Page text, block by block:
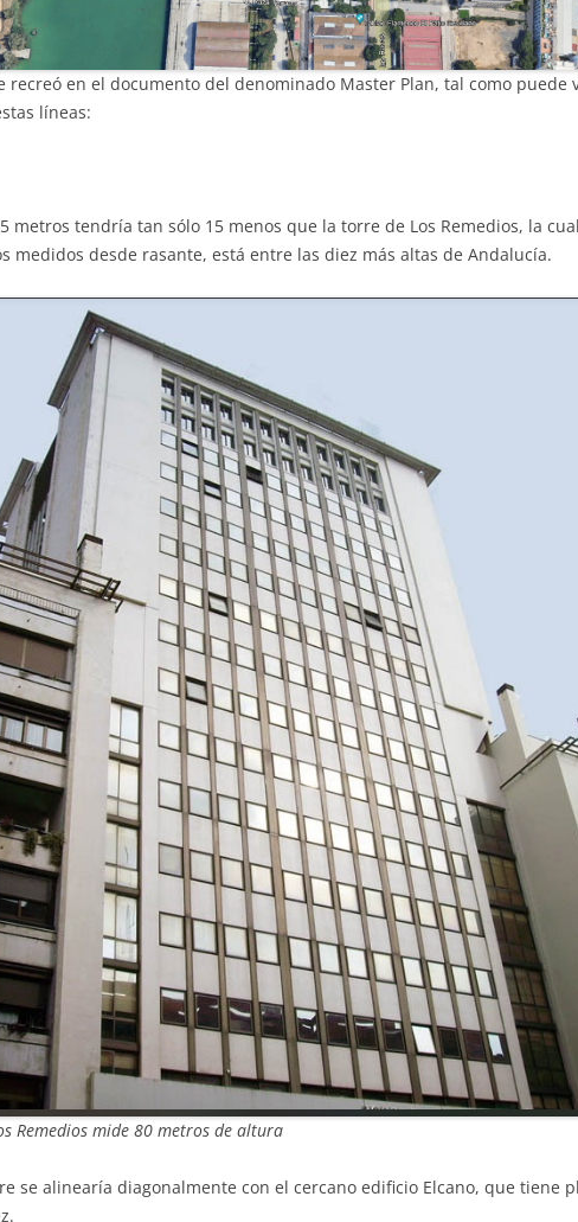
recreó en el documento del denominado Master Plan, tal como puede
líneas:
metros tendría tan sólo 15 menos que la torre de Los Remedios, la
medidos desde rasante, está entre las diez más altas de Andalucía.
Remedios mide 80 metros de altura
se alinearía diagonalmente con el cercano edificio Elcano, que tiene